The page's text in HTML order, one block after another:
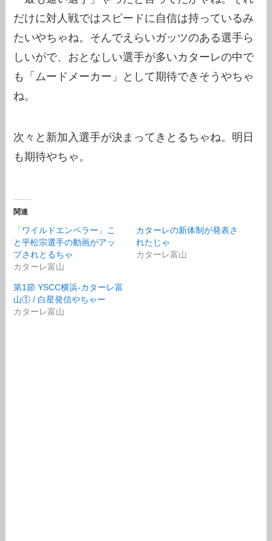
だけに対人戦ではスピードに自信は持っているみ
たいやちゃね。そんでえらいガッツのある選手ら
しいがで、おとなしい選手が多いカターレの中で
も「ムードメーカー」として期待できそうやちゃ
ね。
次々と新加入選手が決まってきとるちゃね。明日
も期待やちゃ。
関連
「ワイルドエンペラー」こ
と平松宗選手の動画がアッ
プされとるちゃ
カターレ富山
カターレの新体制が発表さ
れたじゃ
カターレ富山
第1節 YSCC横浜-カターレ富
山① / 白星発信やちゃー
カターレ富山